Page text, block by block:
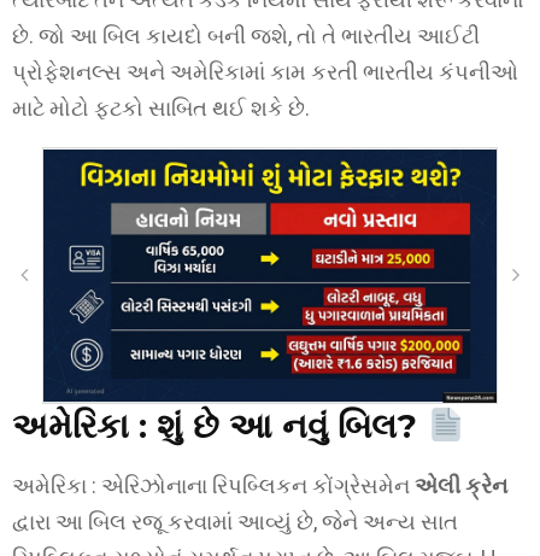
છે. જો આ બિલ કાયદો બની જશે, તો તે ભારતીય આઈટી
પ્રોફેશનલ્સ અને અમેરિકામાં કામ કરતી ભારતીય કંપનીઓ
માટે મોટો ફટકો સાબિત થઈ શકે છે.
અમેરિકા : શું છે આ નવું બિલ?
અમેરિકા : એરિઝોનાના રિપબ્લિકન કોંગ્રેસમેનએલી ક્રેન
દ્વારા આ બિલ રજૂ કરવામાં આવ્યું છે, જેને અન્ય સાત